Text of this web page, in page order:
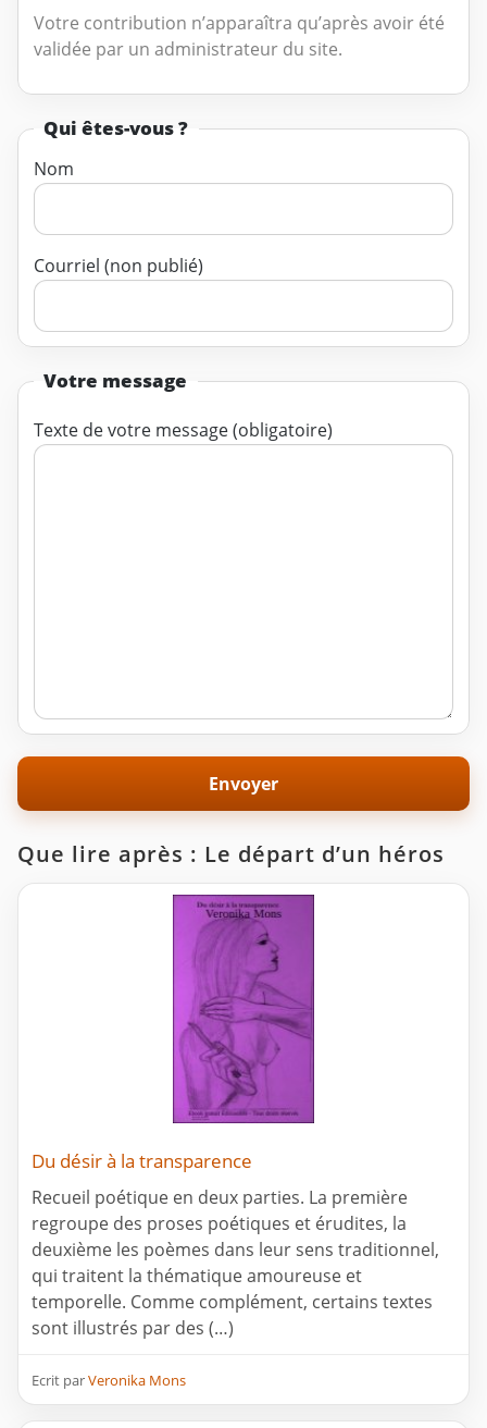
Votre contribution n’apparaîtra qu’après avoir été
validée par un administrateur du site.
Qui êtes-vous ?
Nom
Courriel (non publié)
Votre message
Texte de votre message (obligatoire)
Que lire après : Le départ d’un héros
Du désir à la transparence
Recueil poétique en deux parties. La première
regroupe des proses poétiques et érudites, la
deuxième les poèmes dans leur sens traditionnel,
qui traitent la thématique amoureuse et
temporelle. Comme complément, certains textes
sont illustrés par des (…)
Ecrit parVeronika Mons